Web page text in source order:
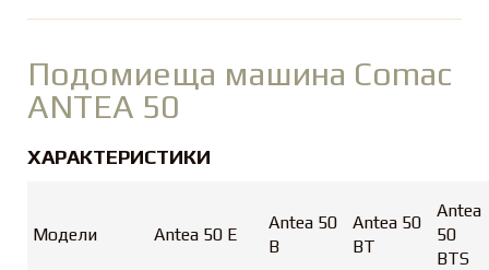
Подомиеща машинa Comac
ANTEA 50
ХАРАКТЕРИСТИКИ
Модели Antea 50 E
Antea 50
B
Antea 50
BT
Antea
50
BTS